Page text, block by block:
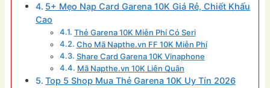
5+ Mẹo Nạp Card Garena 10K Giá Rẻ, Chiết Khấu
Cao
Thẻ Garena 10K Miễn Phí Có Seri
Cho Mã Napthe.vn FF 10K Miễn Phí
Share Card Garena 10K Vinaphone
Mã Napthe.vn 10K Liên Quân
Top 5 Shop Mua Thẻ Garena 10K Uy Tín 2026